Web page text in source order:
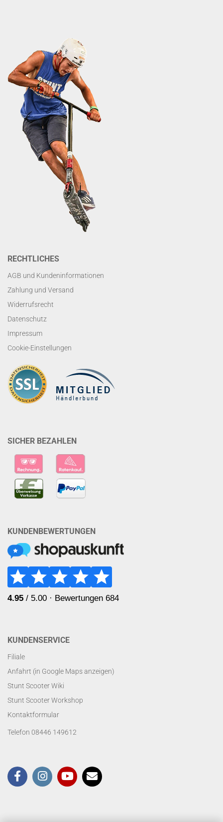
RECHTLICHES
AGB und Kundeninformationen
Zahlung und Versand
Widerrufsrecht
Datenschutz
Impressum
Cookie-Einstellungen
SICHER BEZAHLEN
KUNDENBEWERTUNGEN
KUNDENSERVICE
Filiale
Anfahrt (in Google Maps anzeigen)
Stunt Scooter Wiki
Stunt Scooter Workshop
Kontaktformular
Telefon 08446 149612